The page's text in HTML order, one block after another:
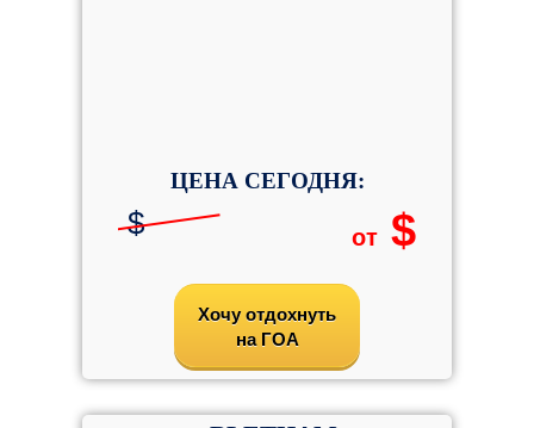
ЦЕНА СЕГОДНЯ:
$ от $
Хочу отдохнуть
на ГОА